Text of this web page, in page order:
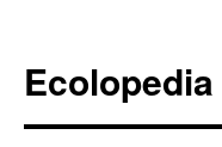
contenu
Ecolopedia